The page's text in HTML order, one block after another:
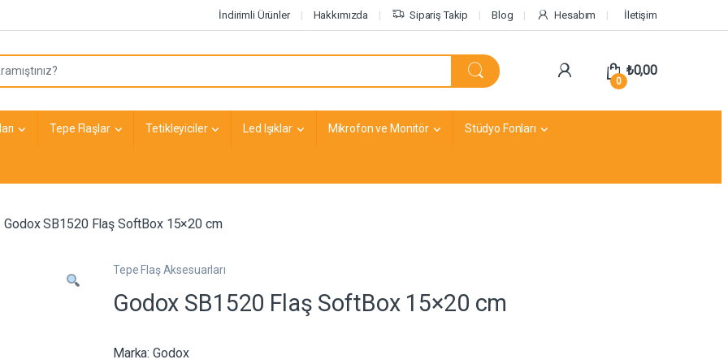
İndirimli Ürünler Hakkımızda Sipariş Takip Blog Hesabım İletişim
0
₺0,00
Tepe Flaşlar Tetikleyiciler Led Işıklar Mikrofon ve Monitör Stüdyo Fonları
Godox SB1520 Flaş SoftBox 15×20 cm
Tepe Flaş Aksesuarları
Godox SB1520 Flaş SoftBox 15×20 cm
Marka: Godox